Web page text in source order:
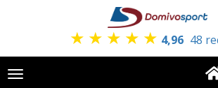
★ ★ ★ ★ ★ 4,96 48
Toggle